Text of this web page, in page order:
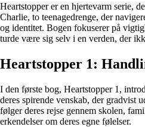
Heartstopper er en hjertevarm serie,
Charlie, to teenagedrenge, der
og identitet. Bogen fokuserer på
turde være sig selv i en verden, der
Heartstopper 1:
I den første bog, Heartstopper 1,
deres spirende venskab, der gradvist
følger deres rejse gennem skolen,
erkendelser om deres egne følelser.